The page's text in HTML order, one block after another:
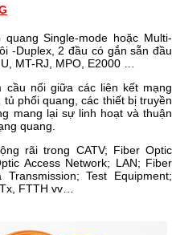
Single-mode hoặc Multi-
-Duplex, 2 đầu có gắn sẵn đầu
MT-RJ, MPO, E2000 …
cầu nối giữa các liên kết mạng
phối quang, các thiết bị truyền
mang lại sự linh hoạt và thuận
quang.
rãi trong CATV; Fiber Optic
Access Network; LAN; Fiber
Test Equipment;
FTTH vv…